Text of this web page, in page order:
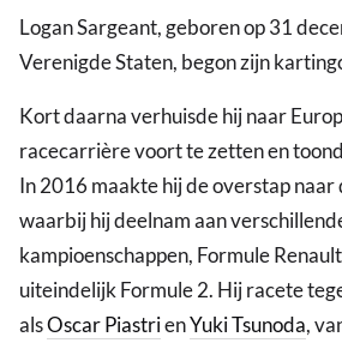
Logan Sargeant, geboren op 31
Verenigde Staten, begon zijn
Kort daarna verhuisde hij naar
racecarrière voort te zetten en
In 2016 maakte hij de overstap naar
waarbij hij deelnam aan
kampioenschappen, Formule
uiteindelijk Formule 2. Hij racete
alsOscar PiastrienYuki Tsunoda,